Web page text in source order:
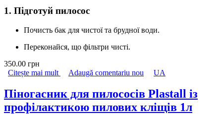
1. Підготуй пилосос
Почисть бак для чистої та брудної води.
Переконайся, що фільтри чисті.
350.00 грн
Citește mai mult
despre Шампунь для пилососа Art Craft 1:10 з
1л
Adaugă comentariu nou UA
Піногасник для пилососів Plastall із
профілактикою пилових кліщів 1л